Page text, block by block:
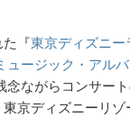
た『東京ディズニー
ュージック・アル
念ながらコンサー
京ディズニーリ